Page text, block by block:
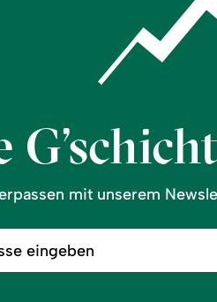
mit unserem